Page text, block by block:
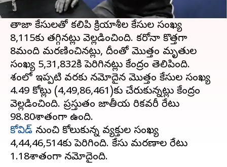
తెలిపింది.
తాజా కేసులతో కలిపి క్రియాశీల కేసుల సంఖ్య
8,115కు తగ్గినట్లు వెల్లడించింది. కరోనా కొత్తగా
8మంది మరణించినట్లు, దీంతో మొత్తం మృతుల
సంఖ్య 5,31,832కి పెరిగినట్లు కేంద్రం తెలిపింది.
దేశంలో ఇప్పటి వరకు నమోదైన మొత్తం కేసుల సంఖ్య
4.49 కోట్లు (4,49,86,461)కు చేరుకున్నట్లు కేంద్రం
వెల్లడించింది. ప్రస్తుతం జాతీయ రికవరీ రేటు
కోవిడ్ నుంచి కోలుకున్న వ్యక్తుల సంఖ్య
4,44,46,514కు పెరిగింది. కేసు మరణాల రేటు